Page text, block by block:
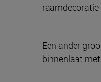
raamdecoratie
Een ander
binnenlaat